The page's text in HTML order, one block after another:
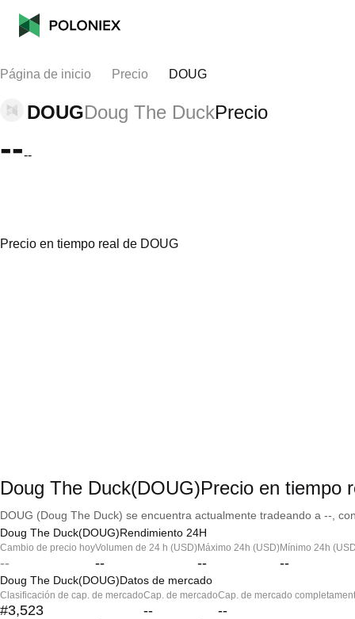
Página de inicio Precio DOUG
DOUGDoug The DuckPrecio
----
Precio en tiempo real de DOUG
Doug The Duck(DOUG)Precio en tiempo
DOUG (Doug The Duck) se encuentra actualmente tradeando a --,
Doug The Duck(DOUG)Rendimiento 24H
Cambio de precio hoy
--
Volumen de 24 h (USD)
--
Máximo 24h (USD)
--
Mínimo 24h
--
Doug The Duck(DOUG)Datos de mercado
Clasificación de cap. de mercado
#3,523
Cap. de mercado
--
Cap. de mercado
--